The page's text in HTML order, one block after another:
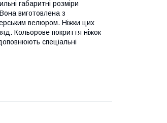
габаритні розміри
виготовлена з
велюром. Ніжки цих
Кольорове покриття ніжок
спеціальні